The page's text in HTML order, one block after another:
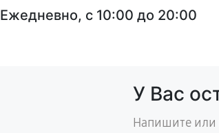
Ежедневно, с 10:00 до 20:00
У Вас
Напишите или